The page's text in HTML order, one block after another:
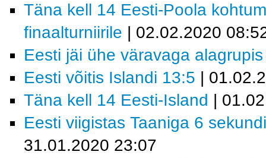
Täna kell 14 Eesti-Poola
finaalturniirile | 02.02.2020
Eesti jäi ühe väravaga
Eesti võitis Islandi 13:5 |
Täna kell 14 Eesti-Island |
Eesti viigistas Taaniga 6
31.01.2020 23:07